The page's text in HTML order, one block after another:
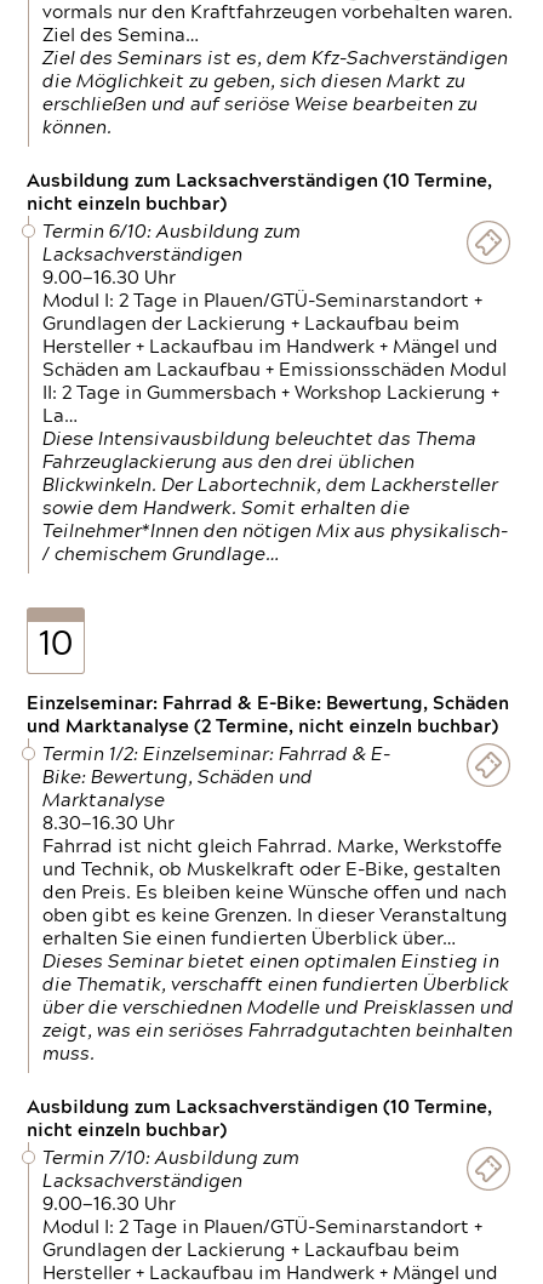
vormals nur den Kraftfahrzeugen vorbehalten waren.
Ziel des Semina…
Ziel des Seminars ist es, dem Kfz-Sachverständigen
die Möglichkeit zu geben, sich diesen Markt zu
erschließen und auf seriöse Weise bearbeiten zu
können.
Ausbildung zum Lacksachverständigen (10 Termine,
nicht einzeln buchbar)
Termin 6/10: Ausbildung zum
Lacksachverständigen
9.00—16.30 Uhr
Modul I: 2 Tage in Plauen/GTÜ-Seminarstandort +
Grundlagen der Lackierung + Lackaufbau beim
Hersteller + Lackaufbau im Handwerk + Mängel und
Schäden am Lackaufbau + Emissionsschäden Modul
II: 2 Tage in Gummersbach + Workshop Lackierung +
La…
Diese Intensivausbildung beleuchtet das Thema
Fahrzeuglackierung aus den drei üblichen
Blickwinkeln. Der Labortechnik, dem Lackhersteller
sowie dem Handwerk. Somit erhalten die
Teilnehmer*Innen den nötigen Mix aus physikalisch-
/ chemischem Grundlage…
10
Einzelseminar: Fahrrad & E-Bike: Bewertung, Schäden
und Marktanalyse (2 Termine, nicht einzeln buchbar)
Termin 1/2: Einzelseminar: Fahrrad & E-
Bike: Bewertung, Schäden und
Marktanalyse
8.30—16.30 Uhr
Fahrrad ist nicht gleich Fahrrad. Marke, Werkstoffe
und Technik, ob Muskelkraft oder E-Bike, gestalten
den Preis. Es bleiben keine Wünsche offen und nach
oben gibt es keine Grenzen. In dieser Veranstaltung
erhalten Sie einen fundierten Überblick über…
Dieses Seminar bietet einen optimalen Einstieg in
die Thematik, verschafft einen fundierten Überblick
über die verschiednen Modelle und Preisklassen und
zeigt, was ein seriöses Fahrradgutachten beinhalten
muss.
Ausbildung zum Lacksachverständigen (10 Termine,
nicht einzeln buchbar)
Termin 7/10: Ausbildung zum
Lacksachverständigen
9.00—16.30 Uhr
Modul I: 2 Tage in Plauen/GTÜ-Seminarstandort +
Grundlagen der Lackierung + Lackaufbau beim
Hersteller + Lackaufbau im Handwerk + Mängel und